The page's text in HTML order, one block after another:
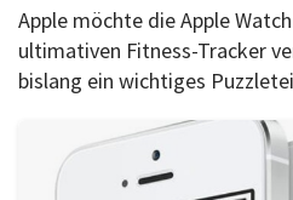
Apple möchte die Apple
ultimativen Fitness-Tracker
bislang ein wichtiges